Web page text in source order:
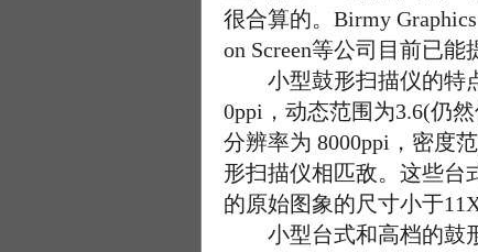
很合算的。Birmy
on Screen等公司目前已能
小型鼓形扫描仪的特点
0ppi，动态范围为3.6(仍
分辨率为 8000ppi，密度
形扫描仪相匹敌。这些台
的原始图象的尺寸小于
小型台式和高档的鼓形